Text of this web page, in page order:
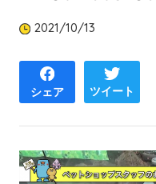
2021/10/13
シェア ツイート